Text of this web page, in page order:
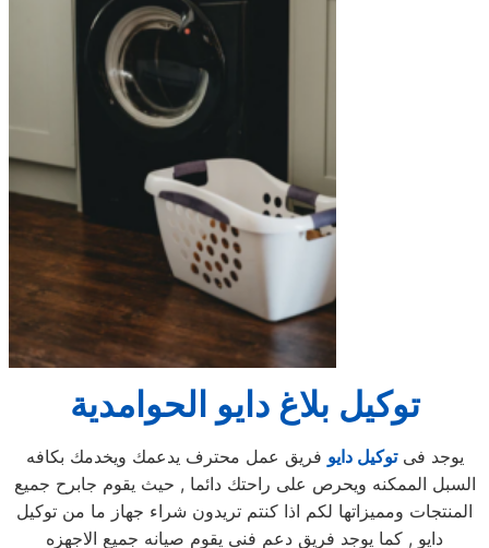
توكيل بلاغ دايو الحوامدية
يوجد فىتوكيل دايو فريق عمل محترف يدعمك ويخدمك بكافه
السبل الممكنه ويحرص على راحتك دائما , حيث يقوم جابرح جميع
المنتجات ومميزاتها لكم اذا كنتم تريدون شراء جهاز ما من توكيل
دايو , كما يوجد فريق دعم فنى يقوم صيانه جميع الاجهزه